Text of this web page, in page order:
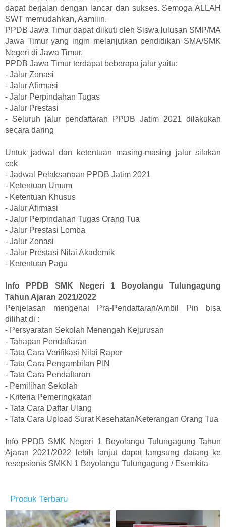
dapat berjalan dengan lancar dan sukses. Semoga ALLAH
SWT memudahkan, Aamiiin.
PPDB Jawa Timur dapat diikuti oleh Siswa lulusan SMP/MA
Jawa Timur yang ingin melanjutkan pendidikan SMA/SMK
Negeri di Jawa Timur.
PPDB Jawa Timur terdapat beberapa jalur yaitu:
- Jalur Zonasi
- Jalur Afirmasi
- Jalur Perpindahan Tugas
- Jalur Prestasi
- Seluruh jalur pendaftaran PPDB Jatim 2021 dilakukan
secara daring
Untuk jadwal dan ketentuan masing-masing jalur silakan
cek
- Jadwal Pelaksanaan PPDB Jatim 2021
- Ketentuan Umum
- Ketentuan Khusus
- Jalur Afirmasi
- Jalur Perpindahan Tugas Orang Tua
- Jalur Prestasi Lomba
- Jalur Zonasi
- Jalur Prestasi Nilai Akademik
- Ketentuan Pagu
Info PPDB SMK Negeri 1 Boyolangu Tulungagung
Tahun Ajaran 2021/2022
Penjelasan mengenai Pra-Pendaftaran/Ambil Pin bisa
dilihat di :
- Persyaratan Sekolah Menengah Kejurusan
- Tahapan Pendaftaran
- Tata Cara Verifikasi Nilai Rapor
- Tata Cara Pengambilan PIN
- Tata Cara Pendaftaran
- Pemilihan Sekolah
- Kriteria Pemeringkatan
- Tata Cara Daftar Ulang
- Tata Cara Upload Surat Kesehatan/Keterangan Orang Tua
Info PPDB SMK Negeri 1 Boyolangu Tulungagung Tahun
Ajaran 2021/2022 lebih lanjut dapat langsung datang ke
resepsionis SMKN 1 Boyolangu Tulungagung / Esemkita
Produk Terbaru